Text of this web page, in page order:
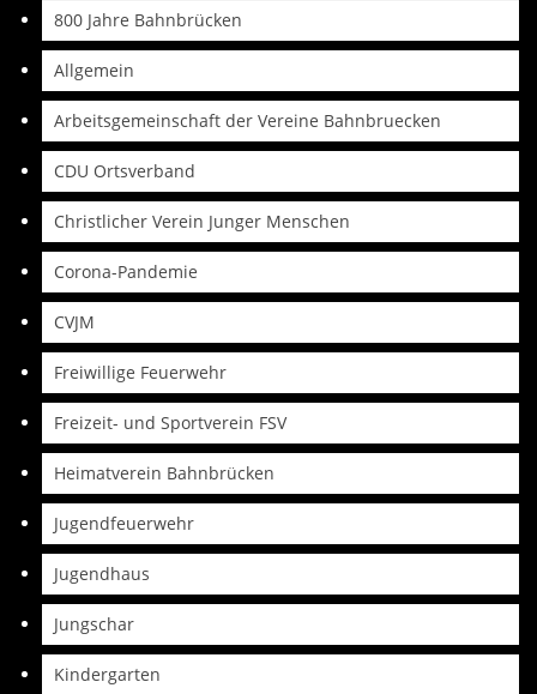
800 Jahre Bahnbrücken
Allgemein
Arbeitsgemeinschaft der Vereine Bahnbruecken
CDU Ortsverband
Christlicher Verein Junger Menschen
Corona-Pandemie
CVJM
Freiwillige Feuerwehr
Freizeit- und Sportverein FSV
Heimatverein Bahnbrücken
Jugendfeuerwehr
Jugendhaus
Jungschar
Kindergarten